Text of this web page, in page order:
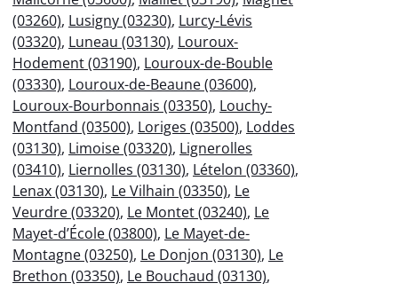
(03260), Lusigny (03230), Lurcy-Lévis
(03320), Luneau (03130), Louroux-
Hodement (03190), Louroux-de-Bouble
(03330), Louroux-de-Beaune (03600),
Louroux-Bourbonnais (03350), Louchy-
Montfand (03500), Loriges (03500), Loddes
(03130), Limoise (03320), Lignerolles
(03410), Liernolles (03130), Lételon (03360),
Lenax (03130), Le Vilhain (03350), Le
Veurdre (03320), Le Montet (03240), Le
Mayet-d’École (03800), Le Mayet-de-
Montagne (03250), Le Donjon (03130), Le
Brethon (03350), Le Bouchaud (03130),